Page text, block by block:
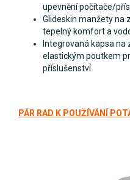
upevnění počítače/
Glideskin manžety na
tepelný komfort a
Integrovaná kapsa na
elastickým poutkem
příslušenství
PÁR RAD K POUŽÍVÁNÍ